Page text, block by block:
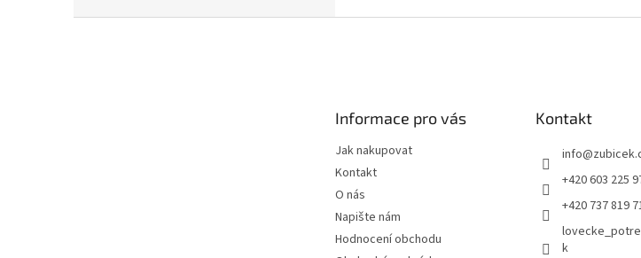
Informace pro vás
Jak nakupovat
Kontakt
O nás
Napište nám
Hodnocení obchodu
Kontakt
info@
+420 603 225
+420 737 819
k